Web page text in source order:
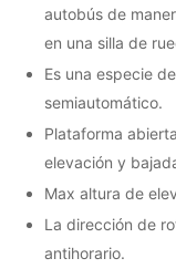
autobús de
en una silla de
Es una especie
semiautomático.
Plataforma
elevación y
Max altura de
La dirección de
antihorario.